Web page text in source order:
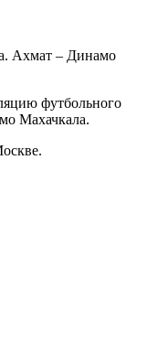
Ахмат – Динамо
футбольного
Махачкала.